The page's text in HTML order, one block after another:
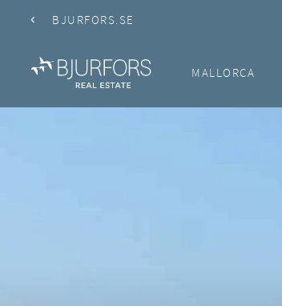
BJURFORS.SE
MALLORCA